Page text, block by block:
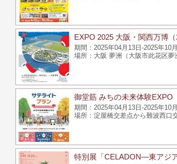
EXPO 2025 大阪・関西万博
2025年04月13日-2025年10
大阪 夢洲（大阪市此花区夢
御堂筋 みちの未来体験EXPO
2025年04月13日-2025年10
淀屋橋交差点から難波西口
特別展「CELADON―東アジ